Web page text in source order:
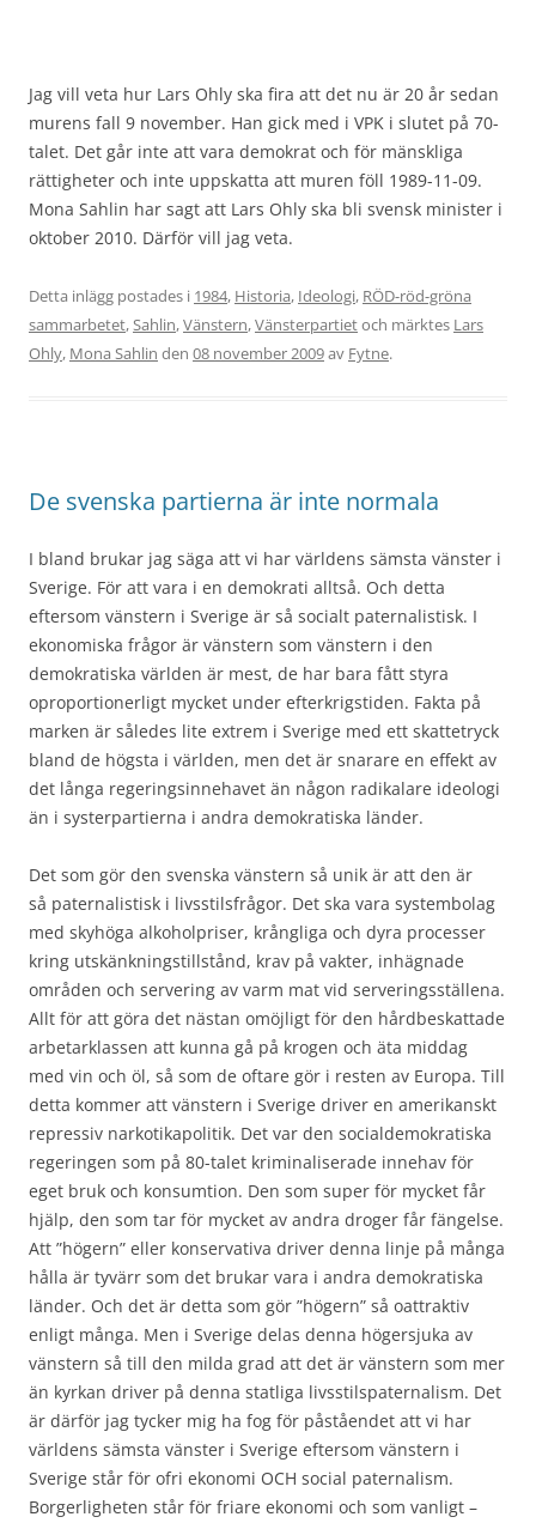
Jag vill veta hur Lars Ohly ska fira att det nu är 20 år sedan
murens fall 9 november. Han gick med i VPK i slutet på 70-
talet. Det går inte att vara demokrat och för mänskliga
rättigheter och inte uppskatta att muren föll 1989-11-09.
Mona Sahlin har sagt att Lars Ohly ska bli svensk minister i
oktober 2010. Därför vill jag veta.
Detta inlägg postades i 1984, Historia, Ideologi, RÖD-röd-gröna
sammarbetet,Sahlin,Vänstern,Vänsterpartietoch märktes Lars
Ohly, Mona Sahlin den 08 november 2009av Fytne.
De svenska partierna är inte normala
I bland brukar jag säga att vi har världens sämsta vänster i
Sverige. För att vara i en demokrati alltså. Och detta
eftersom vänstern i Sverige är så socialt paternalistisk. I
ekonomiska frågor är vänstern som vänstern i den
demokratiska världen är mest, de har bara fått styra
oproportionerligt mycket under efterkrigstiden. Fakta på
marken är således lite extrem i Sverige med ett skattetryck
bland de högsta i världen, men det är snarare en effekt av
det långa regeringsinnehavet än någon radikalare ideologi
än i systerpartierna i andra demokratiska länder.
Det som gör den svenska vänstern så unik är att den är
så paternalistisk i livsstilsfrågor. Det ska vara systembolag
med skyhöga alkoholpriser, krångliga och dyra processer
kring utskänkningstillstånd, krav på vakter, inhägnade
områden och servering av varm mat vid serveringsställena.
Allt för att göra det nästan omöjligt för den hårdbeskattade
arbetarklassen att kunna gå på krogen och äta middag
med vin och öl, så som de oftare gör i resten av Europa. Till
detta kommer att vänstern i Sverige driver en amerikanskt
repressiv narkotikapolitik. Det var den socialdemokratiska
regeringen som på 80-talet kriminaliserade innehav för
eget bruk och konsumtion. Den som super för mycket får
hjälp, den som tar för mycket av andra droger får fängelse.
Att ”högern” eller konservativa driver denna linje på många
hålla är tyvärr som det brukar vara i andra demokratiska
länder. Och det är detta som gör ”högern” så oattraktiv
enligt många. Men i Sverige delas denna högersjuka av
vänstern så till den milda grad att det är vänstern som mer
än kyrkan driver på denna statliga livsstilspaternalism. Det
är därför jag tycker mig ha fog för påståendet att vi har
världens sämsta vänster i Sverige eftersom vänstern i
Sverige står för ofri ekonomi OCH social paternalism.
Borgerligheten står för friare ekonomi och som vanligt –